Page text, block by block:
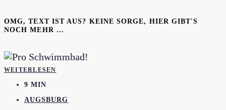
OMG, TEXT IST AUS? KEINE SORGE, HIER GIBT'S
NOCH MEHR …
WEITERLESEN
9 MIN
AUGSBURG